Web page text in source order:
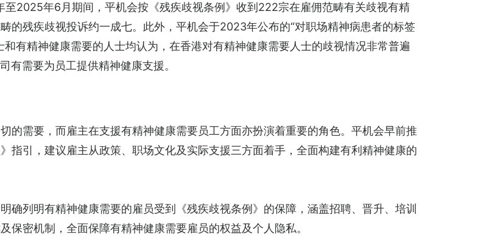
2025年6月期间，平机会按《残疾歧视条例》收到222宗在雇佣范畴有关歧视有精
的残疾歧视投诉约一成七。此外，平机会于2023年公布的“对职场精神病患者的标签
有精神健康需要的人士均认为，在香港对有精神健康需要人士的歧视情况非常普遍
有需要为员工提供精神健康支援。
的需要，而雇主在支援有精神健康需要员工方面亦扮演着重要的角色。平机会早前推
指引，建议雇主从政策、职场文化及实际支援三方面着手，全面构建有利精神健康的
确列明有精神健康需要的雇员受到《残疾歧视条例》的保障，涵盖招聘、晋升、培训
保密机制，全面保障有精神健康需要雇员的权益及个人隐私。